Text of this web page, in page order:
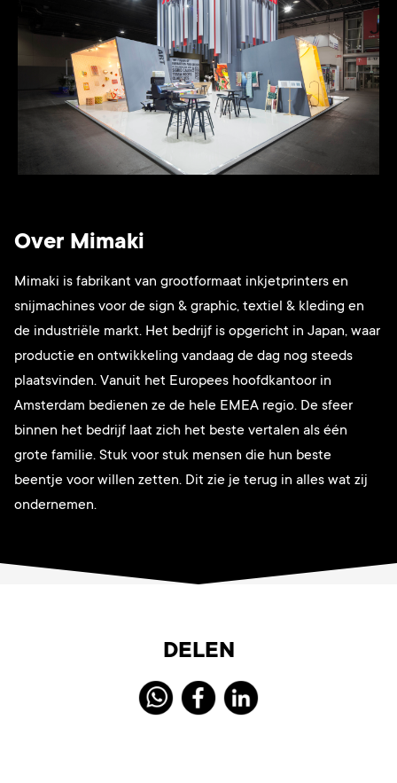
Over Mimaki
Mimaki is fabrikant van grootformaat inkjetprinters en
snijmachines voor de sign & graphic, textiel & kleding en
de industriële markt. Het bedrijf is opgericht in Japan, waar
productie en ontwikkeling vandaag de dag nog steeds
plaatsvinden. Vanuit het Europees hoofdkantoor in
Amsterdam bedienen ze de hele EMEA regio. De sfeer
binnen het bedrijf laat zich het beste vertalen als één
grote familie. Stuk voor stuk mensen die hun beste
beentje voor willen zetten. Dit zie je terug in alles wat zij
ondernemen.
DELEN